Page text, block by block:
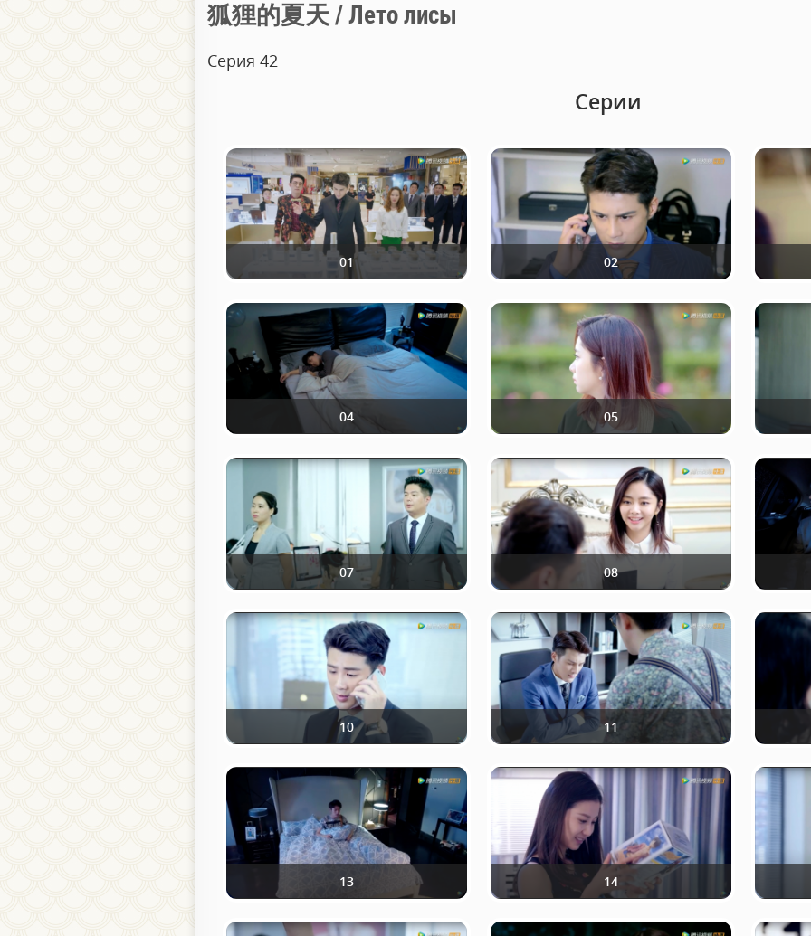
狐狸的夏天 / Лето лисы
Серия 42
Серии
01 02
04 05
07 08
10 11
13 14